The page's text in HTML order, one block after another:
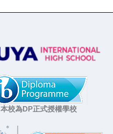
本校為DP正式授權學校